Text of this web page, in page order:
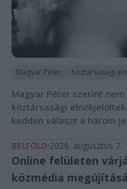
Magyar Péter Köztársasági
Magyar Péter szerint
köztársasági
kedden választ a három
BELFÖLD 2026. augusztus 7.
Online felületen
közmédia